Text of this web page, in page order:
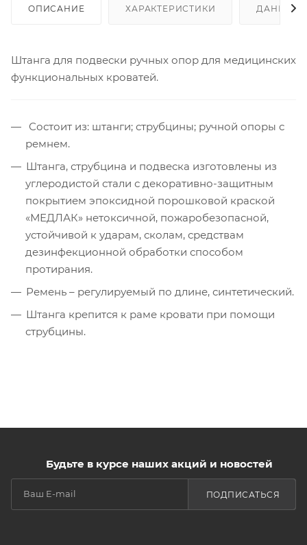
ОПИСАНИЕ ХАРАКТЕРИСТИКИ ДАННЫЕ
Штанга для подвески ручных опор для медицинских
функциональных кроватей.
Состоит из: штанги; струбцины; ручной опоры с
ремнем.
Штанга, струбцина и подвеска изготовлены из
углеродистой стали с декоративно-защитным
покрытием эпоксидной порошковой краской
«МЕДЛАК» нетоксичной, пожаробезопасной,
устойчивой к ударам, сколам, средствам
дезинфекционной обработки способом
протирания.
Ремень – регулируемый по длине, синтетический.
Штанга крепится к раме кровати при помощи
струбцины.
Будьте в курсе наших акций и новостей
ПОДПИСАТЬСЯ